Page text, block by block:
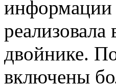
информации
двойнике.
включены